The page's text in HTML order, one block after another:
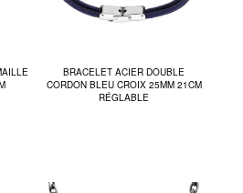
BRACELET ACIER DOUBLE
CORDON BLEU CROIX 25MM 21CM
RÉGLABLE